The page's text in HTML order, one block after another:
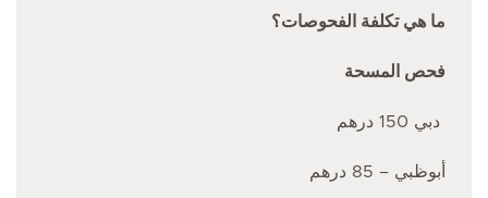
ما هي تكلفة الفحوصات؟
فحص المسحة
دبي 150 درهم
أبوظبي – 85 درهم